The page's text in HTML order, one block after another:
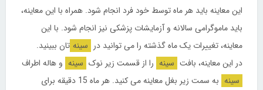
این معاینه باید هر ماه توسط خود فرد انجام شود. همراه با این معاینه،
باید ماموگرامی سالانه و آزمایشات پزشکی نیز انجام شود. با این
معاینه، تغییرات یک ماه گذشته را می توانید در سینه ‌تان ببینید.
در این معاینه، بافت سینه را از قسمت زیر نوک سینه و هاله اطراف
سینه
به سمت زیر بغل معاینه می کنید. هر ماه 15 دقیقه برای